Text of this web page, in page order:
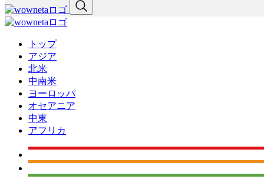
トップ
アジア
北米
中南米
ヨーロッパ
オセアニア
中東
アフリカ